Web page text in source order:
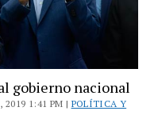
gobierno nacional
2019 1:41 PM | POLÍTICA Y